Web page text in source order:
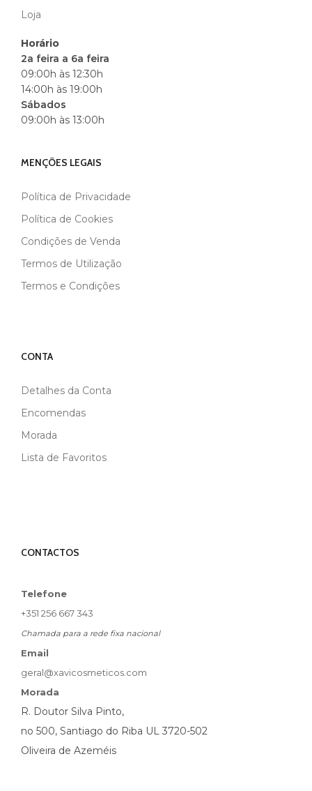
Loja
Horário
2a feira a 6a feira
09:00h às 12:30h
14:00h às 19:00h
Sábados
09:00h às 13:00h
MENÇÕES LEGAIS
Política de Privacidade
Política de Cookies
Condições de Venda
Termos de Utilização
Termos e Condições
CONTA
Detalhes da Conta
Encomendas
Morada
Lista de Favoritos
CONTACTOS
Telefone
+351 256 667 343
Chamada para a rede fixa nacional
Email
geral@xavicosmeticos.com
Morada
R. Doutor Silva Pinto,
no 500, Santiago do Riba UL 3720-502
Oliveira de Azeméis